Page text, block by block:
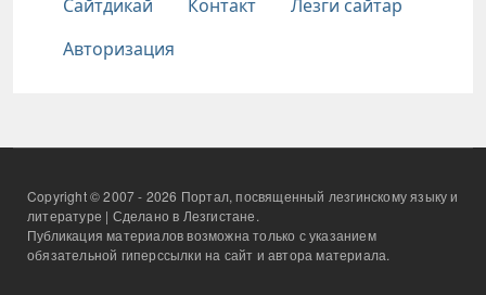
Сайтдикай Контакт
Лезги сайтар
Авторизация
Copyright © 2007 - 2026 Портал, посвященный лезгинскому языку и
литературе | Сделано в Лезгистане.
Публикация материалов возможна только с указанием
обязательной гиперссылки на сайт и автора материала.